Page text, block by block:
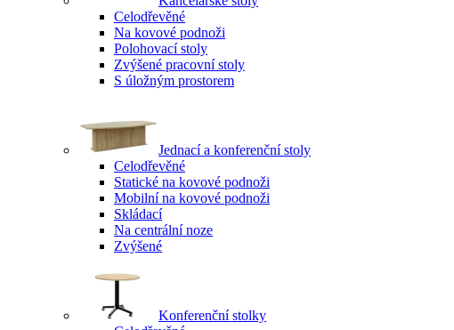
Celodřevěné
Na kovové podnoži
Polohovací stoly
Zvýšené pracovní stoly
S úložným prostorem
Jednací a konferenční stoly
Celodřevěné
Statické na kovové podnoži
Mobilní na kovové podnoži
Skládací
Na centrální noze
Zvýšené
Konferenční stolky